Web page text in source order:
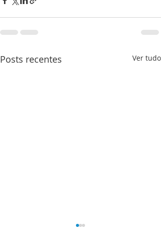
Posts recentes Ver tudo